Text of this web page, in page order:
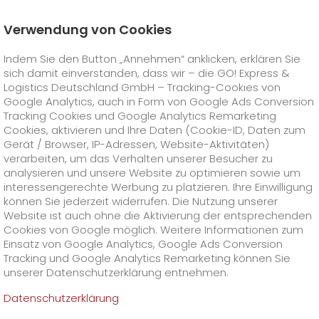
GO! Courier
GO! City
GO!Direct
GO!Same Day
GO! Touren
GO!On-Board-Courier
GO!Air Charter
GO! Express
GO!Overnight
Preise
Treibstoffzuschlag Overnight
>
GO!Worldwide +
Treibstoffzuschlag Worldwide
>
GO! Solutions
Branchenlösungen +
GO! Healthcare
GO!Hightech
GO!Media & Trade
Besondere Versandinhalte +
GO!Tierversand
GO!Gefahrgut
Besondere Versandanforderungen
GO!Freight-Service
GO! Value Added Services
Online Services +
GO! Kundenportal
Kundenportal Registrierung
IT Anbindungen
Unternehmen
Ihr GO! Team Hannover
GO! Hannover
GO! Express & Logistics Hannover GmbH
Bayernstraße 28a
Tel. +49 511 515184-100
Verwendung von Cookies
Indem Sie den Button „Annehmen“ anklicken, erklären Sie
sich damit einverstanden, dass wir – die GO! Express &
Logistics Deutschland GmbH – Tracking-Cookies von
Google Analytics, auch in Form von Google Ads Conversion
Tracking Cookies und Google Analytics Remarketing
Cookies, aktivieren und Ihre Daten (Cookie-ID, Daten zum
Gerät / Browser, IP-Adressen, Website-Aktivitäten)
verarbeiten, um das Verhalten unserer Besucher zu
analysieren und unsere Website zu optimieren sowie um
interessengerechte Werbung zu platzieren. Ihre Einwilligung
können Sie jederzeit widerrufen. Die Nutzung unserer
Website ist auch ohne die Aktivierung der entsprechenden
Cookies von Google möglich. Weitere Informationen zum
Einsatz von Google Analytics, Google Ads Conversion
Tracking und Google Analytics Remarketing können Sie
unserer Datenschutzerklärung entnehmen.
Datenschutzerklärung